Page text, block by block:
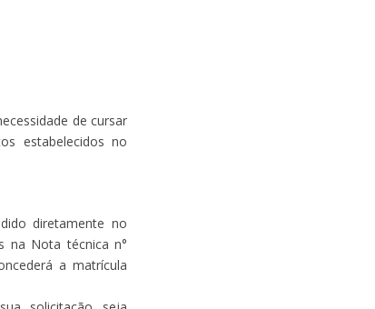
de cursar
estabelecidos no
diretamente no
na Nota técnica n°
a matrícula